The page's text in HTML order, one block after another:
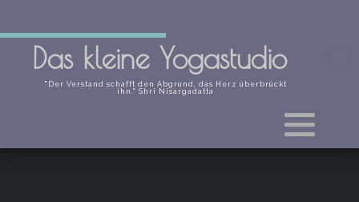
Das kleine Yogastudio
"Der Verstand schafft den Abgrund, das Herz überbrückt
ihn." Shri Nisargadatta